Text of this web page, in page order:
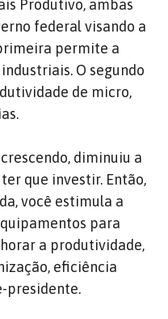
Produtivo, ambas
federal visando a
permite a
O segundo
de micro,
diminuiu a
que investir. Então,
você estimula a
para
a produtividade,
eficiência
presidente.